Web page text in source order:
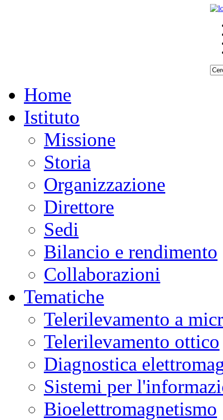
Home
Istituto
Missione
Storia
Organizzazione
Direttore
Sedi
Bilancio e rendimento
Collaborazioni
Tematiche
Telerilevamento a
Telerilevamento ottico
Diagnostica
Sistemi per
Bioelettromagnetismo